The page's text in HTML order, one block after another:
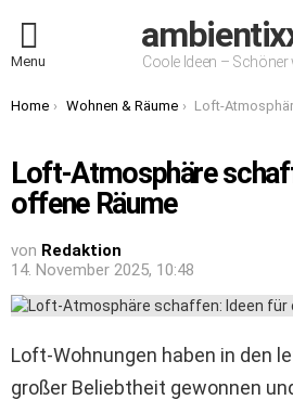
Menu Coole Ideen – Schöner
You are here:
Home Wohnen & Räume Loft-Atmosphäre schaffen: Ideen für
Loft-Atmosphäre
offene Räume
von Redaktion
14. November 2025, 10:48
Loft-Wohnungen haben in den
großer Beliebtheit gewonnen